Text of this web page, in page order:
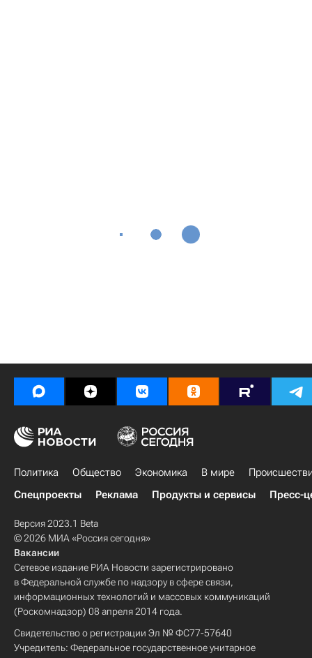
Политика Общество Экономика В мире
Спецпроекты
Реклама Продукты и сервисы Пресс-
Версия 2023.1 Beta
© 2026 МИА «Россия сегодня»
Вакансии
Сетевое издание РИА Новости зарегистрировано
в Федеральной службе по надзору в сфере связи,
информационных технологий и массовых коммуникаций
(Роскомнадзор) 08 апреля 2014 года.
Свидетельство о регистрации Эл № ФС77-57640
Учредитель: Федеральное государственное унитарное